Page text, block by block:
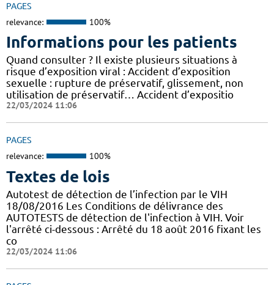
PAGES
relevance: 100%
Informations pour les patients
Quand consulter ? Il existe plusieurs situations à
risque d’exposition viral : Accident d’exposition
sexuelle : rupture de préservatif, glissement, non
utilisation de préservatif… Accident d’expositio
22/03/2024 11:06
PAGES
relevance: 100%
Textes de lois
Autotest de détection de l’infection par le VIH
18/08/2016 Les Conditions de délivrance des
AUTOTESTS de détection de l'infection à VIH. Voir
l'arrêté ci-dessous : Arrêté du 18 août 2016 fixant les
co
22/03/2024 11:06